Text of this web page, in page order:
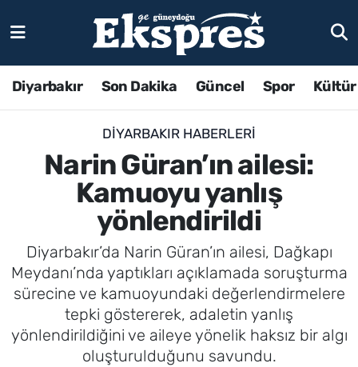
Diyarbakır Son Dakika Güncel Spor
DIYARBAKIR HABERLERI
Narin Güran’ın ailesi:
Kamuoyu yanlış
yönlendirildi
Diyarbakır’da Narin Güran’ın ailesi, Dağkapı
Meydanı’nda yaptıkları açıklamada soruşturma
sürecine ve kamuoyundaki değerlendirmelere
tepki göstererek, adaletin yanlış
yönlendirildiğini ve aileye yönelik haksız bir algı
oluşturulduğunu savundu.